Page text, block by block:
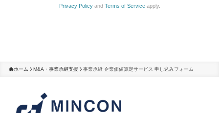
Privacy Policyand Terms of Serviceapply.
ホーム M&A・事業承継支援 事業承継 企業価値算定サービス 申し込みフォーム